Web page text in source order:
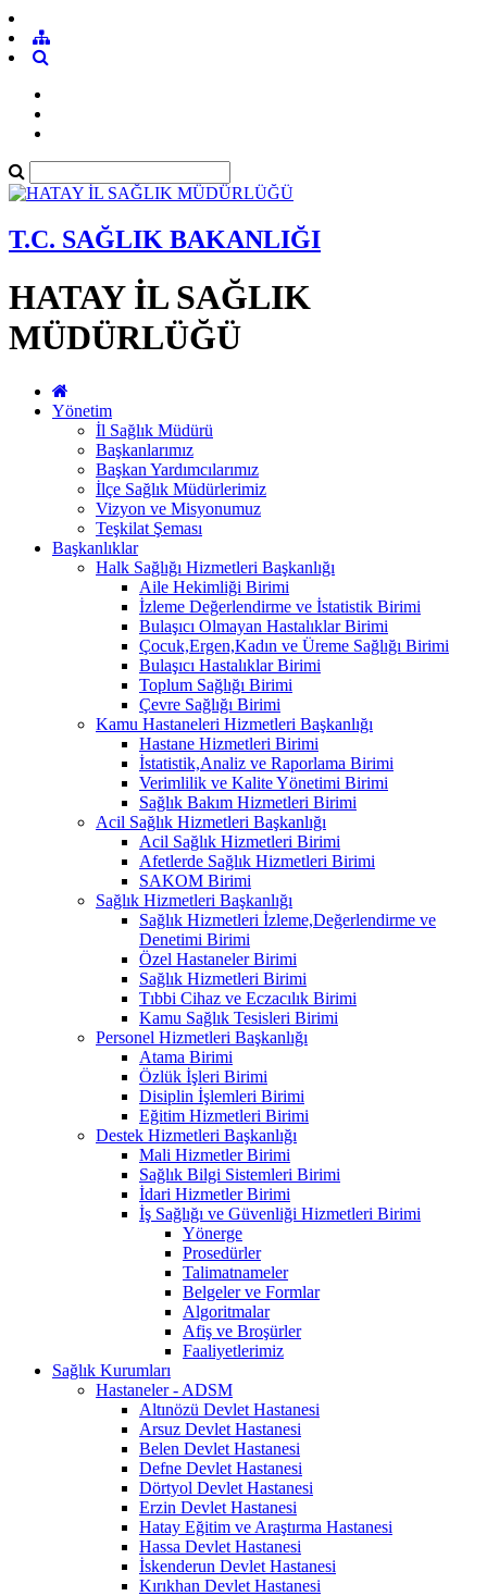
T.C. SAĞLIK BAKANLIĞI
HATAY İL SAĞLIK
MÜDÜRLÜĞÜ
Yönetim
İl Sağlık Müdürü
Başkanlarımız
Başkan Yardımcılarımız
İlçe Sağlık Müdürlerimiz
Vizyon ve Misyonumuz
Teşkilat Şeması
Başkanlıklar
Halk Sağlığı Hizmetleri Başkanlığı
Aile Hekimliği Birimi
İzleme Değerlendirme ve İstatistik Birimi
Bulaşıcı Olmayan Hastalıklar Birimi
Çocuk,Ergen,Kadın ve Üreme Sağlığı Birimi
Bulaşıcı Hastalıklar Birimi
Toplum Sağlığı Birimi
Çevre Sağlığı Birimi
Kamu Hastaneleri Hizmetleri Başkanlığı
Hastane Hizmetleri Birimi
İstatistik,Analiz ve Raporlama Birimi
Verimlilik ve Kalite Yönetimi Birimi
Sağlık Bakım Hizmetleri Birimi
Acil Sağlık Hizmetleri Başkanlığı
Acil Sağlık Hizmetleri Birimi
Afetlerde Sağlık Hizmetleri Birimi
SAKOM Birimi
Sağlık Hizmetleri Başkanlığı
Sağlık Hizmetleri İzleme,Değerlendirme ve
Denetimi Birimi
Özel Hastaneler Birimi
Sağlık Hizmetleri Birimi
Tıbbi Cihaz ve Eczacılık Birimi
Kamu Sağlık Tesisleri Birimi
Personel Hizmetleri Başkanlığı
Atama Birimi
Özlük İşleri Birimi
Disiplin İşlemleri Birimi
Eğitim Hizmetleri Birimi
Destek Hizmetleri Başkanlığı
Mali Hizmetler Birimi
Sağlık Bilgi Sistemleri Birimi
İdari Hizmetler Birimi
İş Sağlığı ve Güvenliği Hizmetleri Birimi
Yönerge
Prosedürler
Talimatnameler
Belgeler ve Formlar
Algoritmalar
Afiş ve Broşürler
Faaliyetlerimiz
Sağlık Kurumları
Hastaneler - ADSM
Altınözü Devlet Hastanesi
Arsuz Devlet Hastanesi
Belen Devlet Hastanesi
Defne Devlet Hastanesi
Dörtyol Devlet Hastanesi
Erzin Devlet Hastanesi
Hatay Eğitim ve Araştırma Hastanesi
Hassa Devlet Hastanesi
İskenderun Devlet Hastanesi
Kırıkhan Devlet Hastanesi